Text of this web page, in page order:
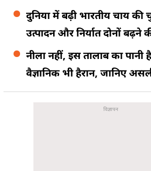
दुनिया में बढ़ी भारतीय चाय की
उत्पादन और निर्यात दोनों बढ़ने
नीला नहीं, इस तालाब का पानी
वैज्ञानिक भी हैरान, जानिए